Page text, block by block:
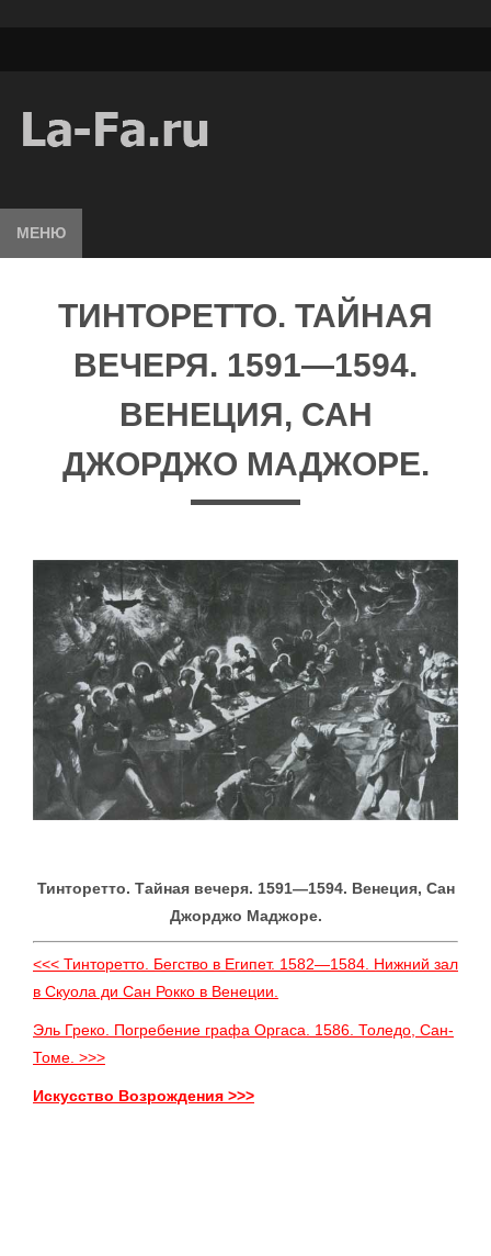
МЕНЮ
ТИНТОРЕТТО. ТАЙНАЯ
ВЕЧЕРЯ. 1591—1594.
ВЕНЕЦИЯ, САН
ДЖОРДЖО МАДЖОРЕ.
Тинторетто. Тайная вечеря. 1591—1594. Венеция, Сан
Джорджо Маджоре.
<<< Тинторетто. Бегство в Египет. 1582—1584. Нижний зал
в Скуола ди Сан Рокко в Венеции.
Эль Греко. Погребение графа Оргаса. 1586. Толедо, Сан-
Томе. >>>
Искусство Возрождения >>>